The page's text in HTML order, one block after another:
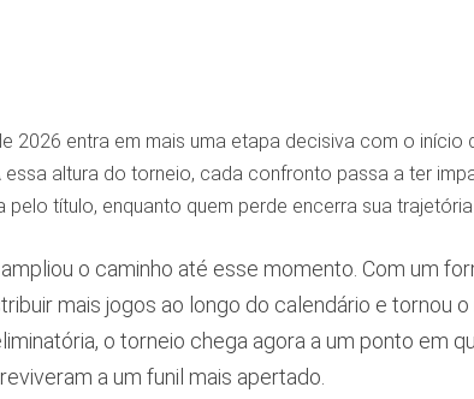
2026 entra em mais uma etapa decisiva com o
essa altura do torneio, cada confronto passa a ter
pelo título, enquanto quem perde encerra sua trajetória
o caminho até esse momento. Com um
mais jogos ao longo do calendário e tornou
o torneio chega agora a um ponto em
a um funil mais apertado.